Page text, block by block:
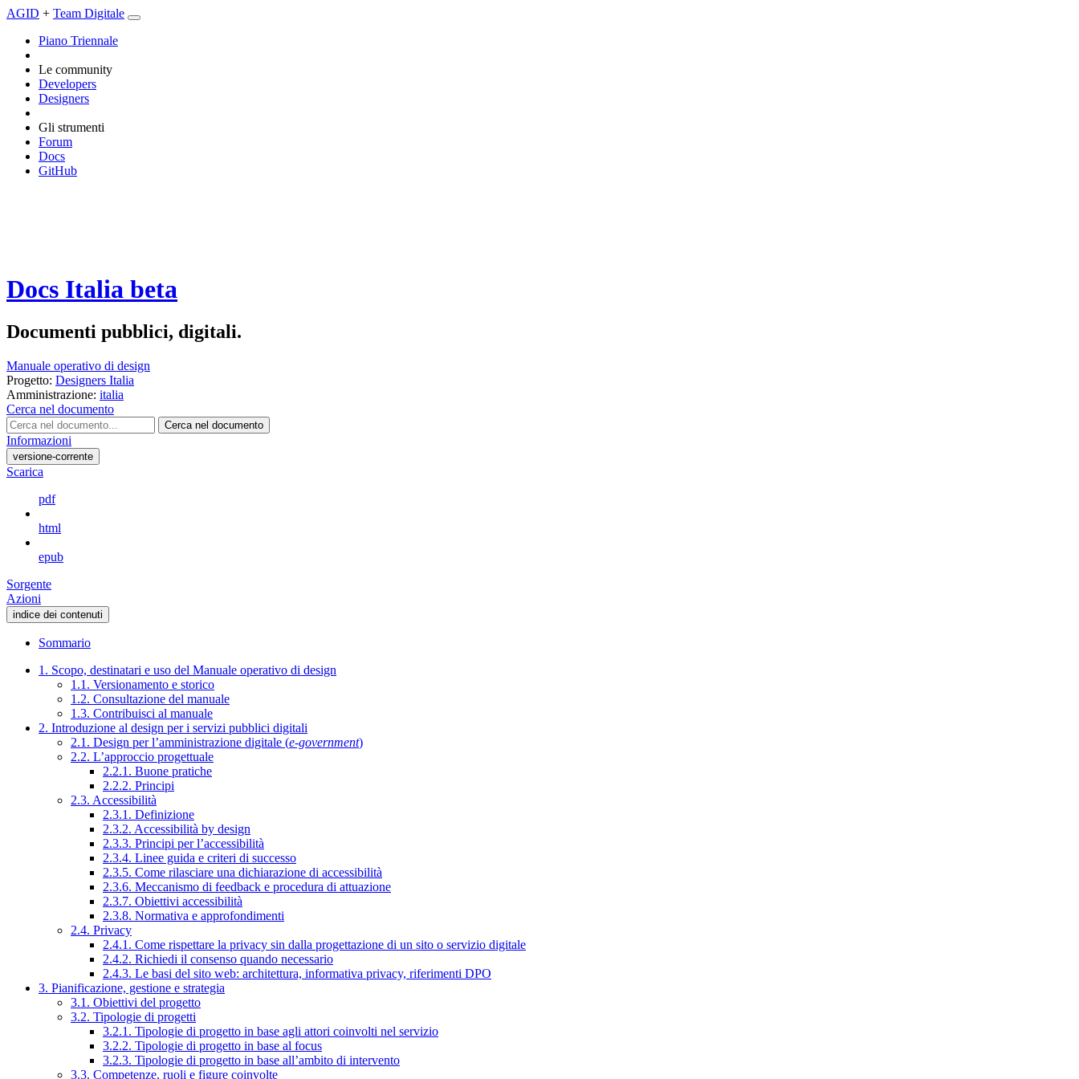
AGID + Team Digitale
Piano Triennale
Le community
Developers
Designers
Gli strumenti
Forum
Docs
GitHub
Docs Italia beta
Documenti pubblici, digitali.
Manuale operativo di design
Progetto: Designers Italia
Amministrazione: italia
Cerca nel documento
Cerca nel documento
Informazioni
versione-corrente
Scarica
pdf
html
epub
Sorgente
Azioni
indice dei contenuti
Sommario
1. Scopo, destinatari e uso del Manuale operativo di design
1.1. Versionamento e storico
1.2. Consultazione del manuale
1.3. Contribuisci al manuale
2. Introduzione al design per i servizi pubblici digitali
2.1. Design per l’amministrazione digitale (e-government)
2.2. L’approccio progettuale
2.2.1. Buone pratiche
2.2.2. Principi
2.3. Accessibilità
2.3.1. Definizione
2.3.2. Accessibilità by design
2.3.3. Principi per l’accessibilità
2.3.4. Linee guida e criteri di successo
2.3.5. Come rilasciare una dichiarazione di accessibilità
2.3.6. Meccanismo di feedback e procedura di attuazione
2.3.7. Obiettivi accessibilità
2.3.8. Normativa e approfondimenti
2.4. Privacy
2.4.1. Come rispettare la privacy sin dalla progettazione di un sito o servizio digitale
2.4.2. Richiedi il consenso quando necessario
2.4.3. Le basi del sito web: architettura, informativa privacy, riferimenti DPO
3. Pianificazione, gestione e strategia
3.1. Obiettivi del progetto
3.2. Tipologie di progetti
3.2.1. Tipologie di progetto in base agli attori coinvolti nel servizio
3.2.2. Tipologie di progetto in base al focus
3.2.3. Tipologie di progetto in base all’ambito di intervento
3.3. Competenze, ruoli e figure coinvolte